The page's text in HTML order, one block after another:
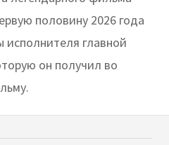
половину 2026 года
исполнителя главной
он получил во